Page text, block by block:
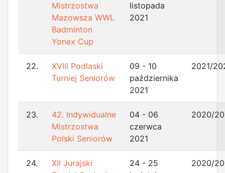
Mistrzostwa
Mazowsza WWL
Badminton
Yonex Cup
listopada
2021
22.
XVIII Podlaski
Turniej Seniorów
09 - 10
października
2021
2021/
23.
42. Indywidualne
Mistrzostwa
Polski Seniorów
04 - 06
czerwca
2021
2020/
24.
XII Jurajski
24 - 25
2020/